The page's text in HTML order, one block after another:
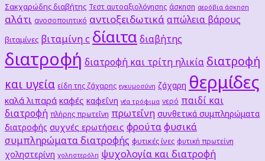
Σακχαρώδης διαβήτης Τεστ αυτοαξιολόγησης άσκηση αερόβια άσκηση
αλάτι ανοσοποιητικό αντιοξειδωτικά απώλεια βάρους
βιταμίνες βιταμίνη c δίαιτα διαβήτης
διατροφή διατροφή και τρίτη ηλικία διατροφή
και υγεία είδη της ζάχαρης εγκυμοσύνη ζάχαρη θερμίδες
καλά λιπαρά καφές καφεΐνη νέα τρόφιμα νερό παιδί και
διατροφή πλήρης πρωτεΐνη πρωτεΐνη συνθετικά συμπληρώματα
διατροφής συχνές ερωτήσεις φρούταφυσικά
συμπληρώματα διατροφής φυτικές ίνες φυτική πρωτείνη
χοληστερίνη χοληστερόλη ψυχολογία και διατροφή